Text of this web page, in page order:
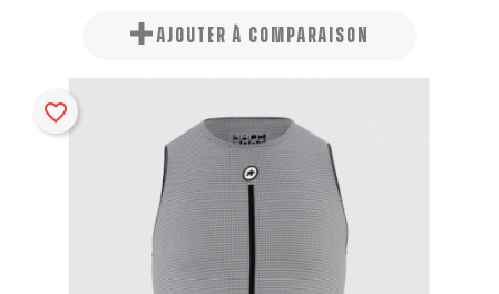
AJOUTER À COMPARAISON
favorite_border